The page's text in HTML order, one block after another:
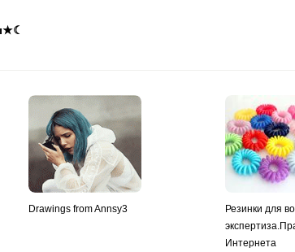
Drawings from Annsy3
Резинки для
Интернета